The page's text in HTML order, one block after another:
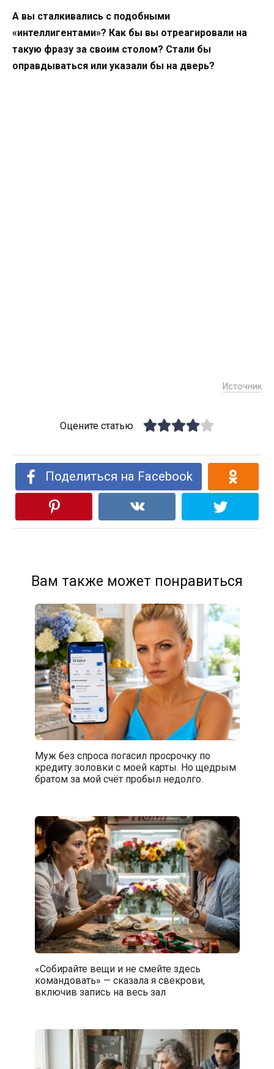
А вы сталкивались с подобными
«интеллигентами»? Как бы вы отреагировали на
такую фразу за своим столом? Стали бы
оправдываться или указали бы на дверь?
Источник
Оцените статью
Поделиться на Facebook
Вам также может понравиться
Муж без спроса погасил просрочку по
кредиту золовки с моей карты. Но щедрым
братом за мой счёт пробыл недолго.
«Собирайте вещи и не смейте здесь
командовать» — сказала я свекрови,
включив запись на весь зал